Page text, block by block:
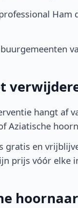
hangt af
Aziatische
gratis en
prijs vóór elke